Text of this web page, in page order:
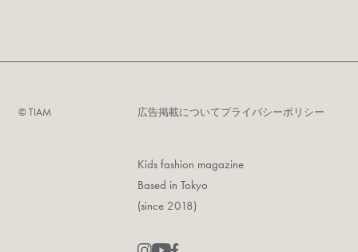
©︎ TIAM 広告掲載についてプライバシーポリシー
Kids fashion magazine
Based in Tokyo
(since 2018)